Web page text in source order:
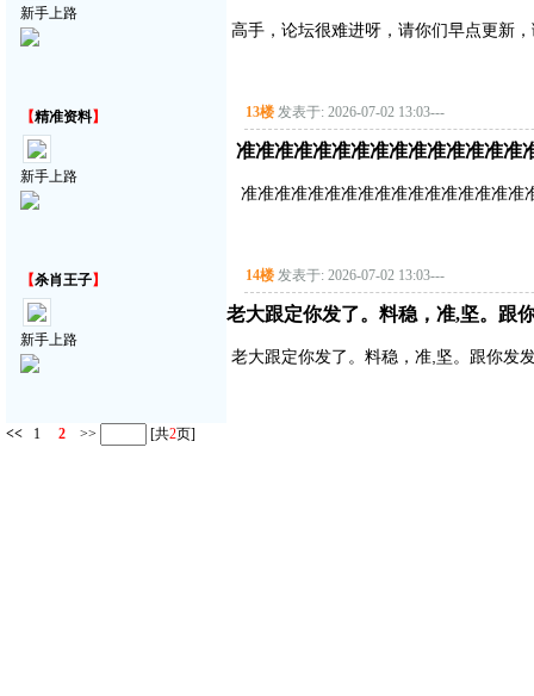
新手上路
高手，论坛很难进呀，请你们早点更新
【精准资料】
新手上路
13楼 发表于: 2026-07-02 13:03---
准准准准准准准准准准准准准准准
准准准准准准准准准准准准准准准准准
【杀肖王子】
新手上路
14楼 发表于: 2026-07-02 13:03---
老大跟定你发了。料稳，准,坚。跟
老大跟定你发了。料稳，准,坚。跟你发
<< 1 2 >> [共2页]